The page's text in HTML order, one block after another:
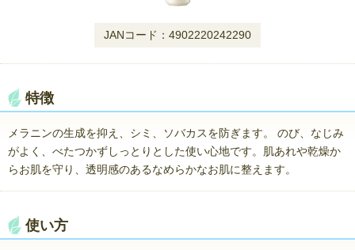
JANコード：4902220242290
特徴
メラニンの生成を抑え、シミ、ソバカスを防ぎます。 のび、なじみ
がよく、べたつかずしっとりとした使い心地です。肌あれや乾燥か
らお肌を守り、透明感のあるなめらかなお肌に整えます。
使い方